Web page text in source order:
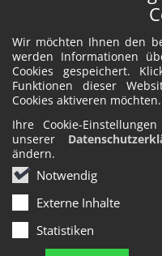
Wir möchten Ihnen den
werden Informationen
Cookies gespeichert.
Funktionen dieser
Cookies aktiveren möchten.
Ihre Cookie-
unserer
ändern.
Notwendig
Externe Inhalte
Statistiken